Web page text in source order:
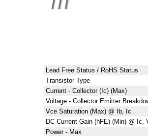
Lead Free Status / RoHS Status
Transistor Type
Current - Collector (Ic) (Max)
Voltage - Collector Emitter
Vce Saturation (Max) @ Ib, Ic
DC Current Gain (hFE) (Min) @ Ic,
Power - Max